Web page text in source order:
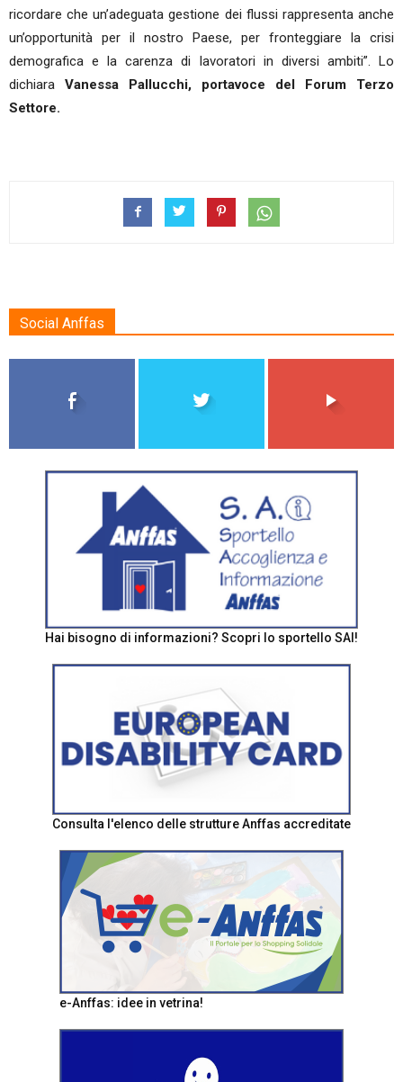
ricordare che un’adeguata gestione dei flussi rappresenta anche
un’opportunità per il nostro Paese, per fronteggiare la crisi
demografica e la carenza di lavoratori in diversi ambiti”. Lo
dichiara Vanessa Pallucchi, portavoce del Forum Terzo
Settore.
Social Anffas
Hai bisogno di informazioni? Scopri lo sportello SAI!
Consulta l'elenco delle strutture Anffas accreditate
e-Anffas: idee in vetrina!